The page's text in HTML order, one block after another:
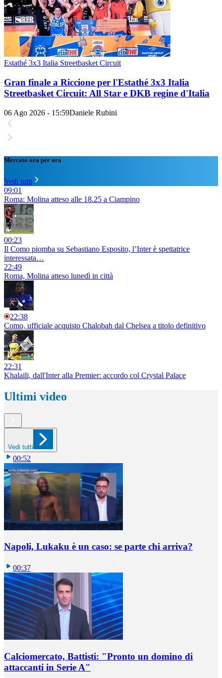
Estathé 3x3 Italia Streetbasket Circuit
Gran finale a Riccione per l'Estathé 3x3 Italia
Streetbasket Circuit: All Star e DKB regine d'Italia
06 Ago 2026 - 15:59Daniele Rubini
Mercato ora per ora
Vedi tutti
09:01
Roma: Molina atteso alle 18.25 a Ciampino
00:23
Il Como piomba su Sebastiano Esposito, l’Inter è spettatrice
interessata…
22:49
Roma, Molina atteso lunedì in città
22:38
Como, ufficiale acquisto Chalobah dal Chelsea a titolo definitivo
22:31
Khalaili, dall'Inter alla Premier: accordo col Crystal Palace
Ultimi video
Vedi tutti
00:52
Napoli, Lukaku è un caso: se parte chi arriva?
00:37
Calciomercato, Battisti: "Pronto un domino di
attaccanti in Serie A"